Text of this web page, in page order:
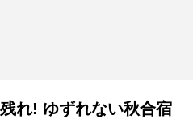
れ! ゆずれない秋合宿